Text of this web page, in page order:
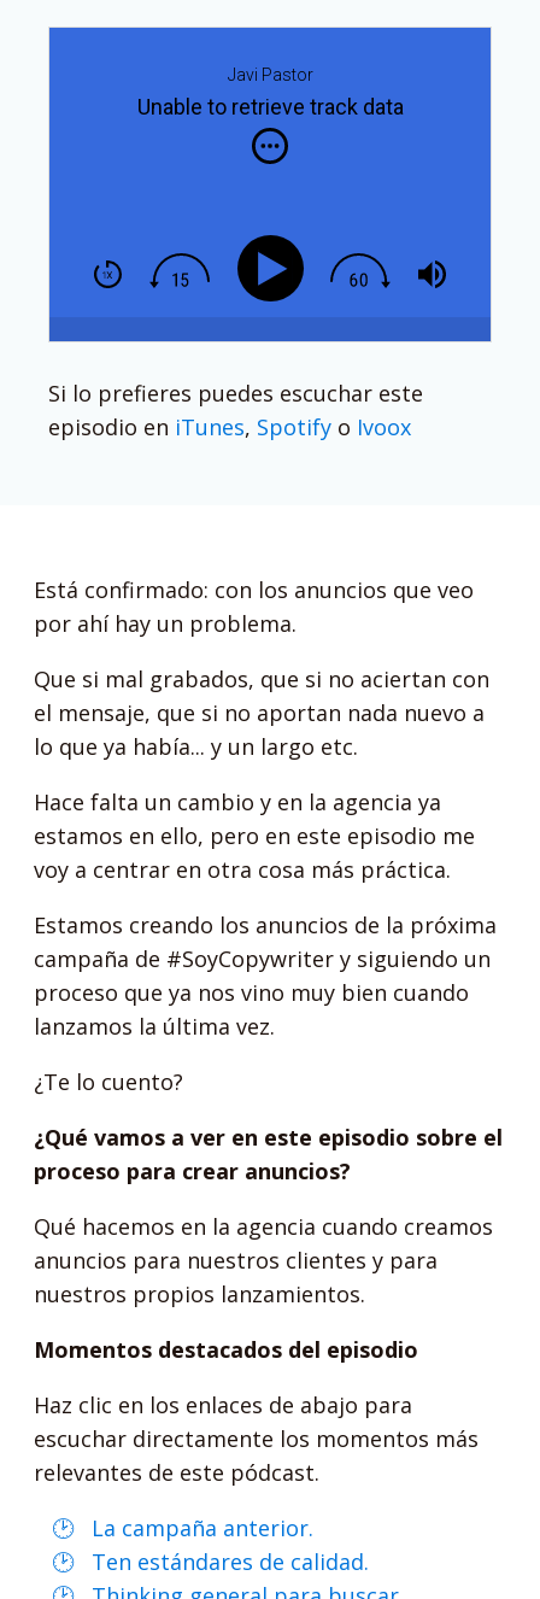
Javi Pastor
Unable to retrieve track data
Si lo prefieres puedes escuchar este
episodio en iTunes, Spotify o Ivoox
Está confirmado: con los anuncios que veo
por ahí hay un problema.
Que si mal grabados, que si no aciertan con
el mensaje, que si no aportan nada nuevo a
lo que ya había... y un largo etc.
Hace falta un cambio y en la agencia ya
estamos en ello, pero en este episodio me
voy a centrar en otra cosa más práctica.
Estamos creando los anuncios de la próxima
campaña de #SoyCopywriter y siguiendo un
proceso que ya nos vino muy bien cuando
lanzamos la última vez.
¿Te lo cuento?
¿Qué vamos a ver en este episodio sobre el
proceso para crear anuncios?
Qué hacemos en la agencia cuando creamos
anuncios para nuestros clientes y para
nuestros propios lanzamientos.
Momentos destacados del episodio
Haz clic en los enlaces de abajo para
escuchar directamente los momentos más
relevantes de este pódcast.
La campaña anterior.
Ten estándares de calidad.